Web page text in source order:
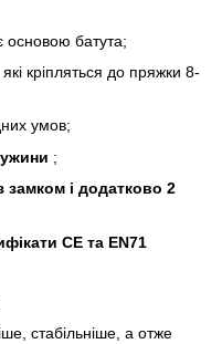
основою батута;
, які кріпляться до пряжки 8-
умов;
;
замком і додатково 2
CE та EN71
стабільніше, а отже